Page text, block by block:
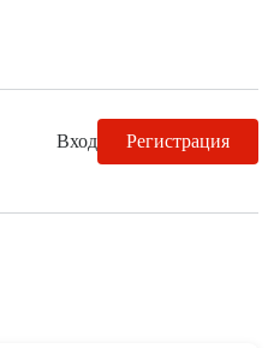
Вход Регистрация